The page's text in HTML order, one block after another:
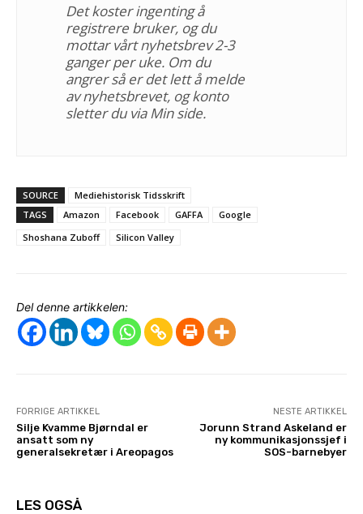
Det koster ingenting å
registrere bruker, og du
mottar vårt nyhetsbrev 2-3
ganger per uke. Om du
angrer så er det lett å melde
av nyhetsbrevet, og konto
sletter du via Min side.
SOURCE
Mediehistorisk Tidsskrift
TAGS
Amazon Facebook GAFFA
Google
Shoshana Zuboff
Silicon Valley
Del denne artikkelen:
FORRIGE ARTIKKEL
Silje Kvamme Bjørndal er
ansatt som ny
generalsekretær i Areopagos
NESTE ARTIKKEL
Jorunn Strand Askeland er
ny kommunikasjonssjef i
SOS-barnebyer
LES OGSÅ